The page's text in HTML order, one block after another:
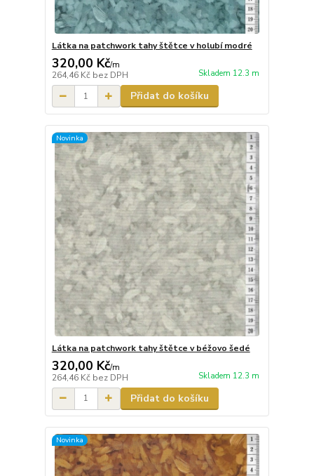
Látka na patchwork tahy štětce v holubí modré
320,00 Kč/m
264,46 Kč bez DPH Skladem 12.3 m
Přidat do košíku
Novinka
Látka na patchwork tahy štětce v béžovo šedé
320,00 Kč/m
264,46 Kč bez DPH Skladem 12.3 m
Přidat do košíku
Novinka